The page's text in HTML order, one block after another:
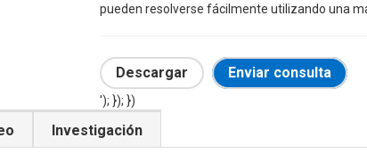
pueden resolverse fácilmente utilizando una
Descargar Enviar consulta
'); }); })
Investigación